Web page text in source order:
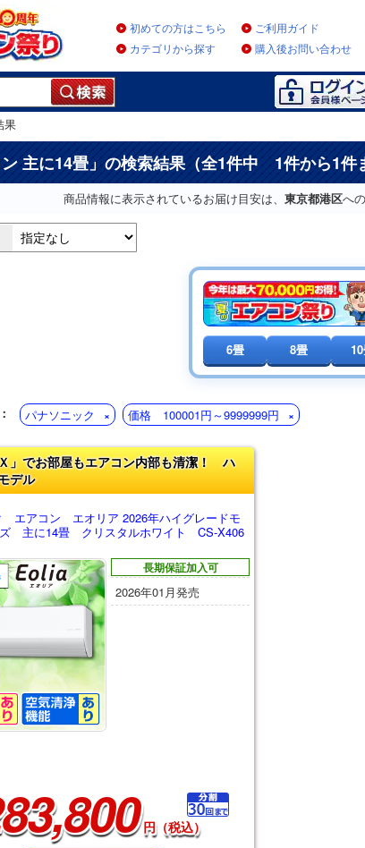
初めての方はこちら ご利用ガイド
カテゴリから探す
購入後お問い合わせ
果
主に14畳 」の検索結果（全1件中 1件から1件
商品情報に表示されているお届け目安は、 東京都港区へ
6畳 8畳
パナソニック 価格 100001円～9999999円
」でお部屋もエアコン内部も清潔！ ハ
デル
エアコン エオリア 2026年ハイグレードモ
ズ 主に14畳 クリスタルホワイト CS-X406
長期保証加入可
2026年01月発売
円（税込）